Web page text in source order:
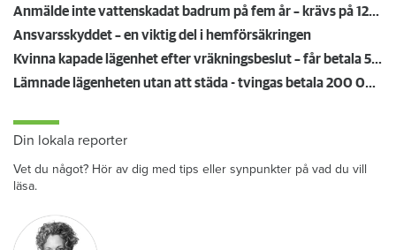
600 kronor dyrare att bo efter vattenskada i Varberg
Ansvarsskyddet – en viktig del i hemförsäkringen
Din lokala reporter
Vet du något? Hör av dig med tips eller synpunkter på vad du vill